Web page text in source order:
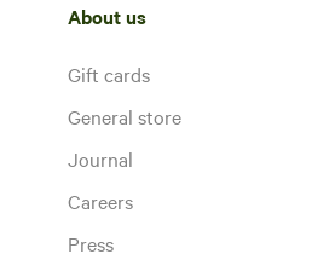
About us
Gift cards
General store
Journal
Careers
Press